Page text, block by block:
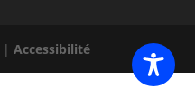
|Accessibilité